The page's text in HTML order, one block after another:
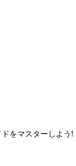
をマスターしよう!